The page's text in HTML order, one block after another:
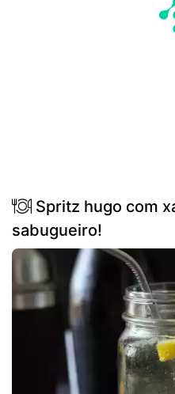
Spritz hugo com
sabugueiro!